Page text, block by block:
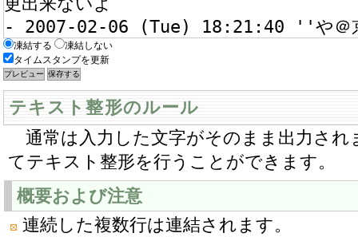
凍結する
凍結しない
タイムスタンプを更新
テキスト整形のルール
通常は入力した文字がそのまま出力され
てテキスト整形を行うことができます。
概要および注意
連続した複数行は連結されます。